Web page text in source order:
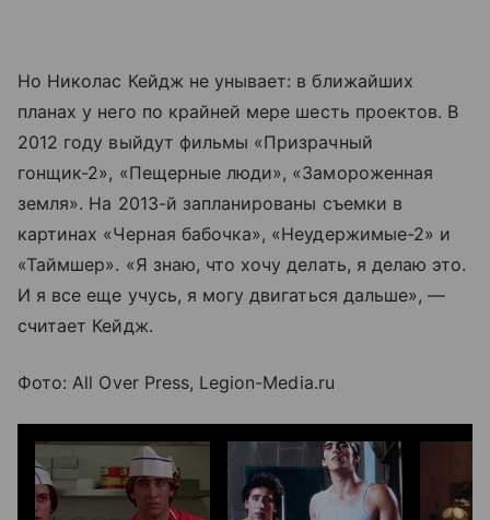
Но Николас Кейдж не унывает: в ближайших
планах у него по крайней мере шесть проектов. В
2012 году выйдут фильмы «Призрачный
гонщик-2», «Пещерные люди», «Замороженная
земля». На 2013-й запланированы съемки в
картинах «Черная бабочка», «Неудержимые-2» и
«Таймшер». «Я знаю, что хочу делать, я делаю это.
И я все еще учусь, я могу двигаться дальше», —
считает Кейдж.
Фото: All Over Press, Legion-Media.ru